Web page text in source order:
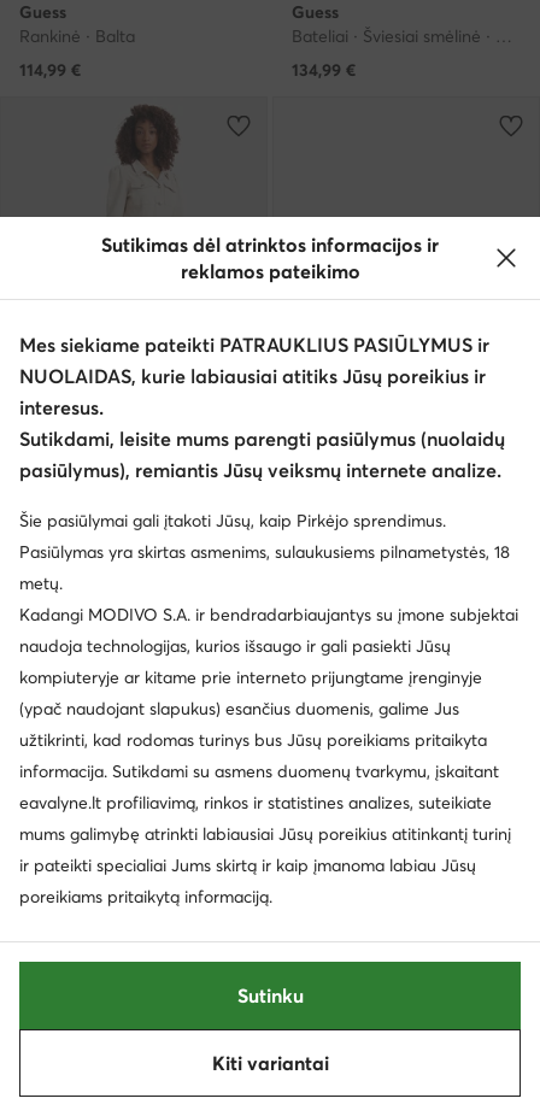
Guess
Rankinė · Balta
114,99 €
Guess
Bateliai · Šviesiai smėlinė · 5.5 cm
134,99 €
EXTRA -25% Kodas: SUMMER
Naujiena
Guess
189,99€
EXTRA -10% Kodas: SUMMER
Guess
49,99€
EXTRA -10% Kodas: SUMMER
Naujiena
Guess
Rankinė · Ruda
Naujiena
Guess
Rankinė · Šviesiai ruda
179,99
Sutikimas dėl atrinktos informacijos ir
reklamos pateikimo
Mes siekiame pateikti PATRAUKLIUS PASIŪLYMUS ir
NUOLAIDAS, kurie labiausiai atitiks Jūsų poreikius ir
interesus.
Sutikdami, leisite mums parengti pasiūlymus (nuolaidų
pasiūlymus), remiantis Jūsų veiksmų internete analize.
Šie pasiūlymai gali įtakoti Jūsų, kaip Pirkėjo sprendimus.
Pasiūlymas yra skirtas asmenims, sulaukusiems pilnametystės, 18
metų.
Kadangi MODIVO S.A. ir bendradarbiaujantys su įmone subjektai
naudoja technologijas, kurios išsaugo ir gali pasiekti Jūsų
kompiuteryje ar kitame prie interneto prijungtame įrenginyje
(ypač naudojant slapukus) esančius duomenis, galime Jus
užtikrinti, kad rodomas turinys bus Jūsų poreikiams pritaikyta
informacija. Sutikdami su asmens duomenų tvarkymu, įskaitant
eavalyne.lt profiliavimą, rinkos ir statistines analizes, suteikiate
mums galimybę atrinkti labiausiai Jūsų poreikius atitinkantį turinį
ir pateikti specialiai Jums skirtą ir kaip įmanoma labiau Jūsų
poreikiams pritaikytą informaciją.
Kiti variantai
Sutinku